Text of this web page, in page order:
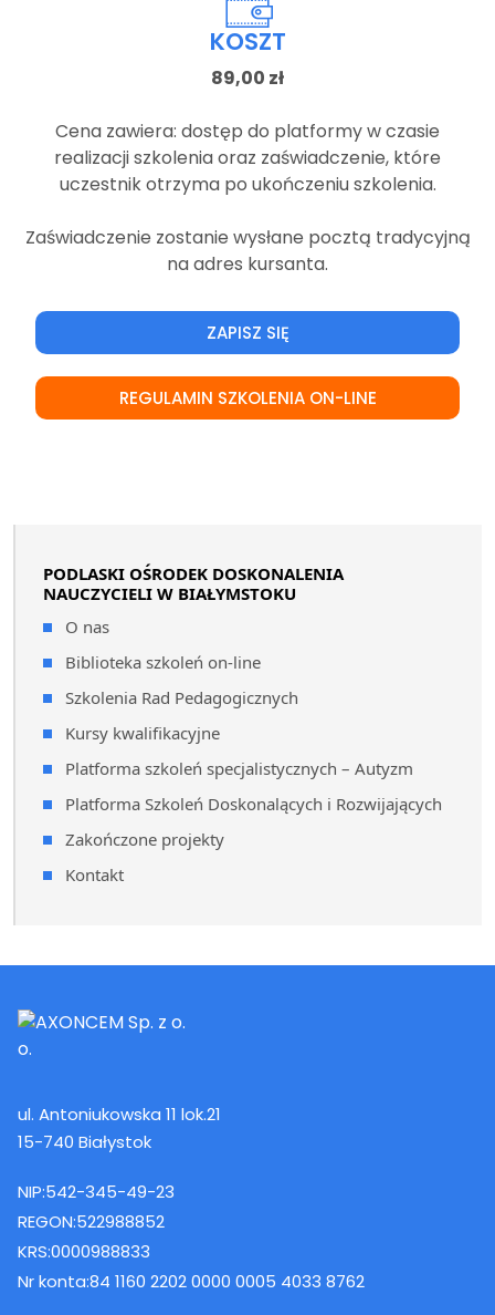
KOSZT
89,00 zł
Cena zawiera: dostęp do platformy w czasie
realizacji szkolenia oraz zaświadczenie, które
uczestnik otrzyma po ukończeniu szkolenia.
Zaświadczenie zostanie wysłane pocztą tradycyjną
na adres kursanta.
ZAPISZ SIĘ
REGULAMIN SZKOLENIA ON-LINE
PODLASKI OŚRODEK DOSKONALENIA
NAUCZYCIELI W BIAŁYMSTOKU
O nas
Biblioteka szkoleń on-line
Szkolenia Rad Pedagogicznych
Kursy kwalifikacyjne
Platforma szkoleń specjalistycznych – Autyzm
Platforma Szkoleń Doskonalących i Rozwijających
Zakończone projekty
Kontakt
ul. Antoniukowska 11 lok.21
15-740 Białystok
NIP:542-345-49-23
REGON:522988852
KRS:0000988833
Nr konta:84 1160 2202 0000 0005 4033 8762